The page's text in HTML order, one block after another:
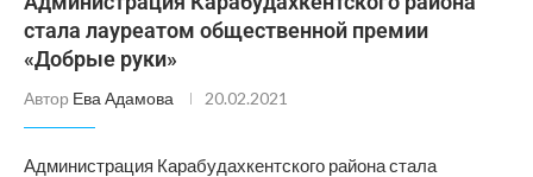
стала лауреатом общественной премии
«Добрые руки»
Автор Ева Адамова 20.02.2021
Администрация Карабудахкентского района стала